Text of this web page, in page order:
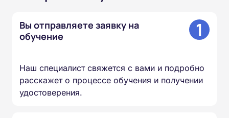
Вы отправляете заявку на
обучение
1
Наш специалист свяжется с вами и подробно
расскажет о процессе обучения и получении
удостоверения.